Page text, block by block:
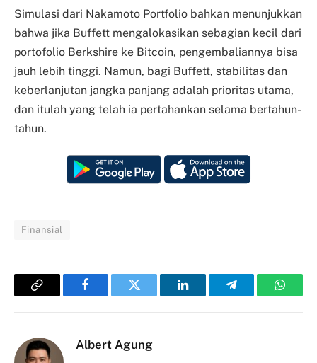
Simulasi dari Nakamoto Portfolio bahkan menunjukkan
bahwa jika Buffett mengalokasikan sebagian kecil dari
portofolio Berkshire ke Bitcoin, pengembaliannya bisa
jauh lebih tinggi. Namun, bagi Buffett, stabilitas dan
keberlanjutan jangka panjang adalah prioritas utama,
dan itulah yang telah ia pertahankan selama bertahun-
tahun.
Finansial
Copy
FacebookTwitter LinkedInTelegram
Albert Agung